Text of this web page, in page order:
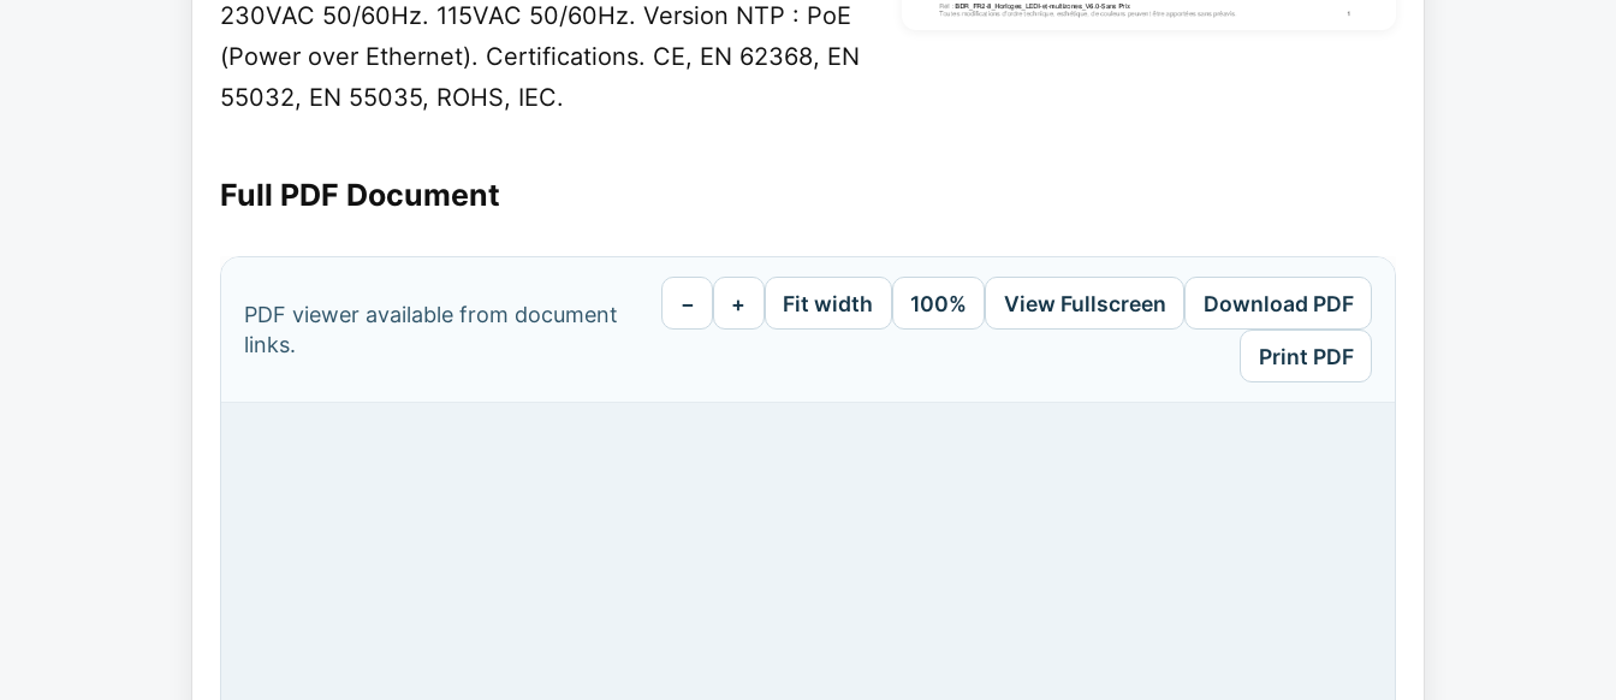
230VAC 50/60Hz. 115VAC 50/60Hz. Version NTP : PoE
(Power over Ethernet). Certifications. CE, EN 62368, EN
55032, EN 55035, ROHS, IEC.
Full PDF Document
PDF viewer available from document
links.
− + Fit width 100% View Fullscreen Download PDF
Print PDF